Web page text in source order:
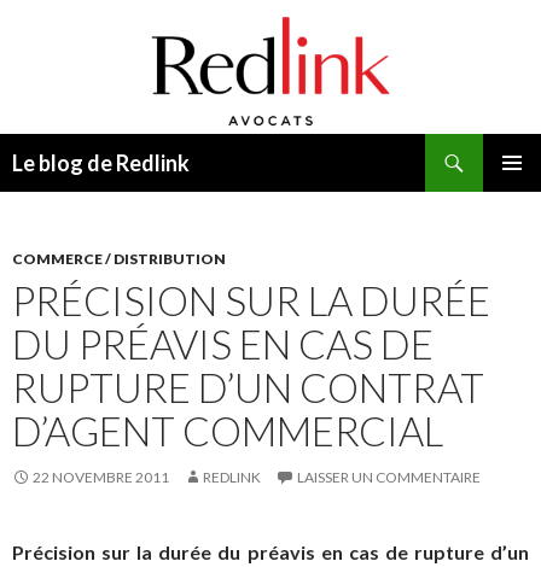
Le blog de Redlink
COMMERCE / DISTRIBUTION
PRÉCISION SUR LA DURÉE
DU PRÉAVIS EN CAS DE
RUPTURE D’UN CONTRAT
D’AGENT COMMERCIAL
22 NOVEMBRE 2011 REDLINK LAISSER UN COMMENTAIRE
Précision sur la durée du préavis en cas de rupture d’un